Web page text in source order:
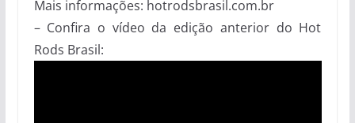
Mais informações: hotrodsbrasil.com.br
– Confira o vídeo da edição anterior do Hot
Rods Brasil: